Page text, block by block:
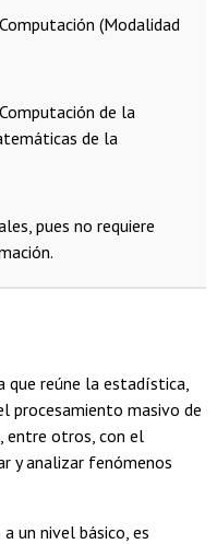
(Modalidad
de la
de la
pues no requiere
que reúne la estadística,
procesamiento masivo de
entre otros, con el
y analizar fenómenos
un nivel básico, es